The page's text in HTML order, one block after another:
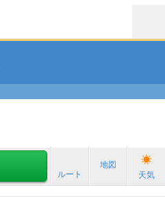
ルート
地図
天気